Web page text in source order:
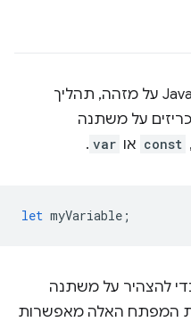
יש כמה דרכים להודיע ל-JavaScript על מזהה, תהליך
על משתנה
,‏
const או var
.
let myVariable ;
להצהיר על משתנה
המפתח האלה מאפשרות